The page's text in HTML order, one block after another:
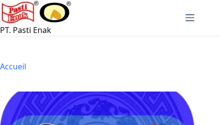
Passer
au
contenu
PT. Pasti Enak
Accueil